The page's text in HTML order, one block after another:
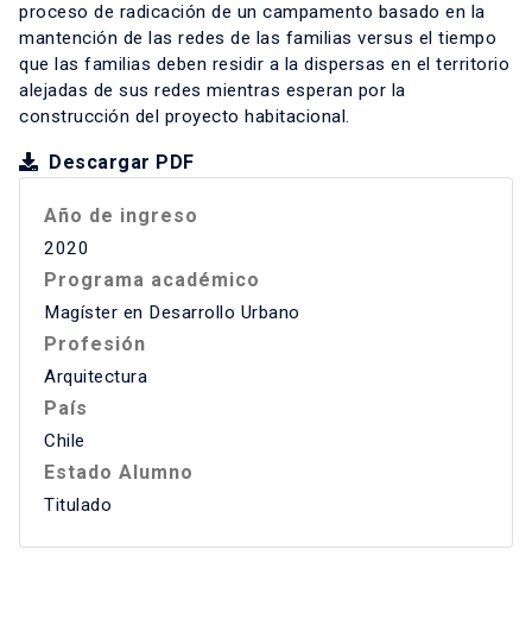
proceso de radicación de un campamento basado en la
mantención de las redes de las familias versus el tiempo
que las familias deben residir a la dispersas en el territorio
alejadas de sus redes mientras esperan por la
construcción del proyecto habitacional.
Descargar PDF
Año de ingreso
2020
Programa académico
Magíster en Desarrollo Urbano
Profesión
Arquitectura
País
Chile
Estado Alumno
Titulado